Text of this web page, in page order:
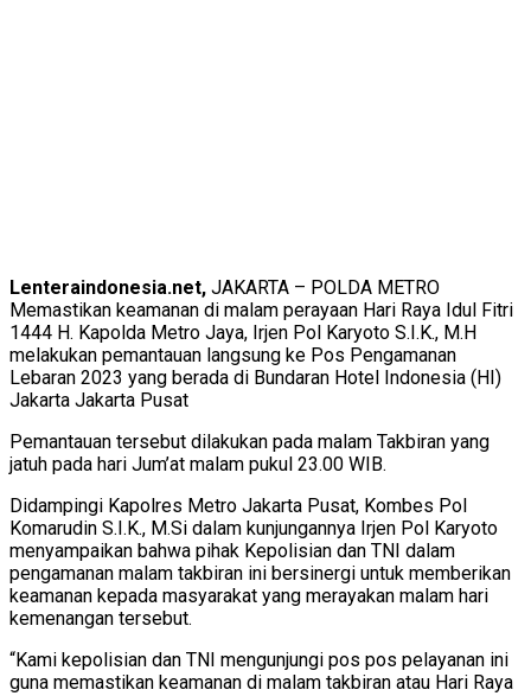
Lenteraindonesia.net, JAKARTA – POLDA METRO
Memastikan keamanan di malam perayaan Hari Raya Idul Fitri
1444 H. Kapolda Metro Jaya, Irjen Pol Karyoto S.I.K., M.H
melakukan pemantauan langsung ke Pos Pengamanan
Lebaran 2023 yang berada di Bundaran Hotel Indonesia (HI)
Jakarta Jakarta Pusat
Pemantauan tersebut dilakukan pada malam Takbiran yang
jatuh pada hari Jum’at malam pukul 23.00 WIB.
Didampingi Kapolres Metro Jakarta Pusat, Kombes Pol
Komarudin S.I.K., M.Si dalam kunjungannya Irjen Pol Karyoto
menyampaikan bahwa pihak Kepolisian dan TNI dalam
pengamanan malam takbiran ini bersinergi untuk memberikan
keamanan kepada masyarakat yang merayakan malam hari
kemenangan tersebut.
“Kami kepolisian dan TNI mengunjungi pos pos pelayanan ini
guna memastikan keamanan di malam takbiran atau Hari Raya